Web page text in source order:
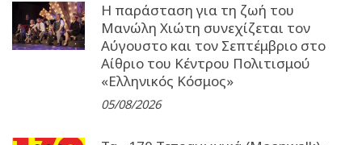
Η παράσταση για τη ζωή του
Μανώλη Χιώτη συνεχίζεται τον
Αύγουστο και τον Σεπτέμβριο στο
Αίθριο του Κέντρου Πολιτισμού
«Ελληνικός Κόσμος»
05/08/2026